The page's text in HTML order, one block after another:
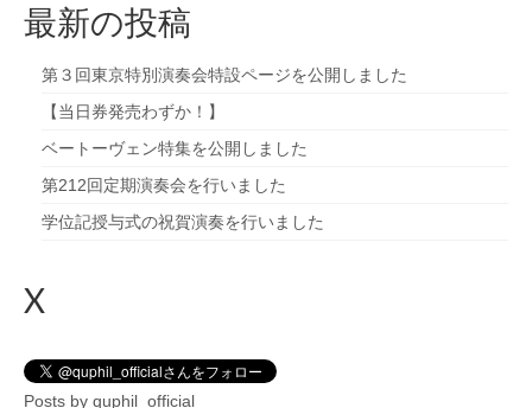
最新の投稿
第３回東京特別演奏会特設ページを公開しました
【当日券発売わずか！】
ベートーヴェン特集を公開しました
第212回定期演奏会を行いました
学位記授与式の祝賀演奏を行いました
X
Posts by quphil_official